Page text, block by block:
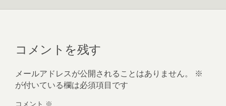
コメントを残す
メールアドレスが公開されることはありません。
※
が付いている欄は必須項目です
コメント ※